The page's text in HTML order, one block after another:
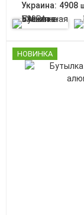
Украина: 4908
НОВИНКА